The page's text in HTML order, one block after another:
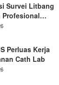
Survei Litbang
Profesional…
Perluas Kerja
Cath Lab